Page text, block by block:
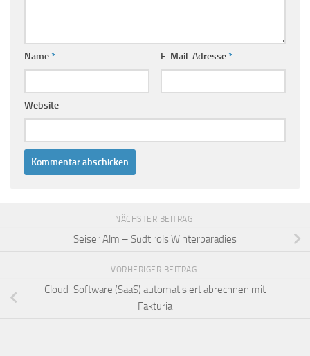
Name* E-Mail-Adresse*
Website
NÄCHSTER BEITRAG
Seiser Alm – Südtirols Winterparadies
VORHERIGER BEITRAG
Cloud-Software (SaaS) automatisiert abrechnen mit
Fakturia